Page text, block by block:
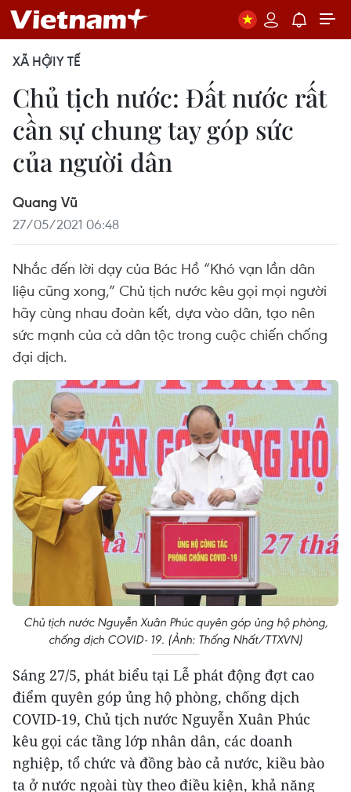
XÃ HỘIY TẾ
Chủ tịch nước: Đất nước rất
cần sự chung tay góp sức
của người dân
Quang Vũ
27/05/2021 06:48
Nhắc đến lời dạy của Bác Hồ “Khó vạn lần dân
liệu cũng xong,” Chủ tịch nước kêu gọi mọi người
hãy cùng nhau đoàn kết, dựa vào dân, tạo nên
sức mạnh của cả dân tộc trong cuộc chiến chống
đại dịch.
Chủ tịch nước Nguyễn Xuân Phúc quyên góp ủng hộ phòng,
chống dịch COVID- 19. (Ảnh: Thống Nhất/TTXVN)
Sáng 27/5, phát biểu tại Lễ phát động đợt cao
điểm quyên góp ủng hộ phòng, chống dịch
COVID-19, Chủ tịch nước Nguyễn Xuân Phúc
kêu gọi các tầng lớp nhân dân, các doanh
nghiệp, tổ chức và đồng bào cả nước, kiều bào
ta ở nước ngoài tùy theo điều kiện, khả năng